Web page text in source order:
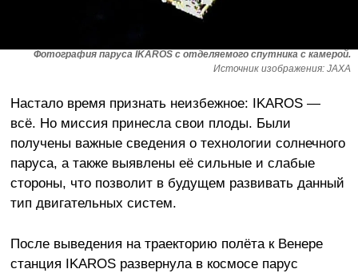
Фотография паруса IKAROS с отделяемого спутника с камерой.
Источник изображения: JAXA
Настало время признать неизбежное: IKAROS —
всё. Но миссия принесла свои плоды. Были
получены важные сведения о технологии солнечного
паруса, а также выявлены её сильные и слабые
стороны, что позволит в будущем развивать данный
тип двигательных систем.
После выведения на траекторию полёта к Венере
станция IKAROS развернула в космосе парус